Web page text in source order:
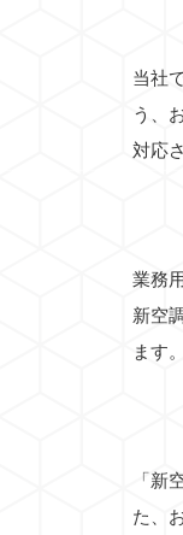
当社
う、
対応
業務
新空
ます
「新
た、